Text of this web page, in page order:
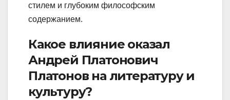
стилем и глубоким философским
содержанием.
Какое влияние оказал
Андрей Платонович
Платонов на литературу и
культуру?